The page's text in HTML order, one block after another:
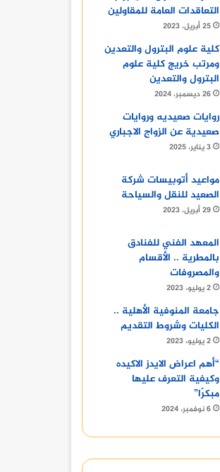
التعاقدات العامة للمقاولين
25 أبريل، 2023
كلية علوم البترول والتعدين
ومرتب خريج كلية علوم
البترول والتعدين
26 ديسمبر، 2024
روايات صعيديه وروايات
صعيدية عن الزواج الاجباري
3 يناير، 2025
مواعيد أتوبيسات شركة
الصعيد للنقل والسياحة
29 أبريل، 2023
المعهد الفني للفنادق
بالمطرية .. الأقسام
والمصروفات
2 يوليو، 2023
جامعة المنوفية الأهلية ..
الكليات وشروط التقديم
2 يوليو، 2023
“أهم اعراض الايدز الاكيده
وكيفية التعرف عليها
مبكرًا”
6 نوفمبر، 2024